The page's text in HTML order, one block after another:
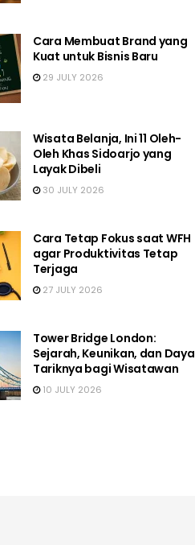
Cara Membuat Brand yang
Kuat untuk Bisnis Baru
29 JULY 2026
Wisata Belanja, Ini 11 Oleh-
Oleh Khas Sidoarjo yang
Layak Dibeli
30 JULY 2026
Cara Tetap Fokus saat WFH
agar Produktivitas Tetap
Terjaga
27 JULY 2026
Tower Bridge London:
Sejarah, Keunikan, dan Daya
Tariknya bagi Wisatawan
10 JULY 2026